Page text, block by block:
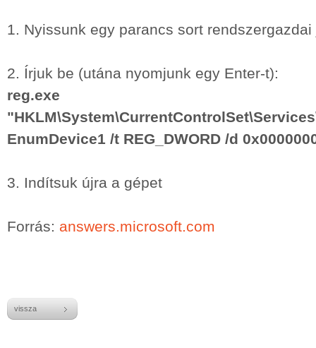
1. Nyissunk egy parancs sort
2. Írjuk be (utána nyomjunk egy Enter-t):
EnumDevice1 /t REG_DWORD /d
3. Indítsuk újra a gépet
Forrás: answers.microsoft.com
vissza